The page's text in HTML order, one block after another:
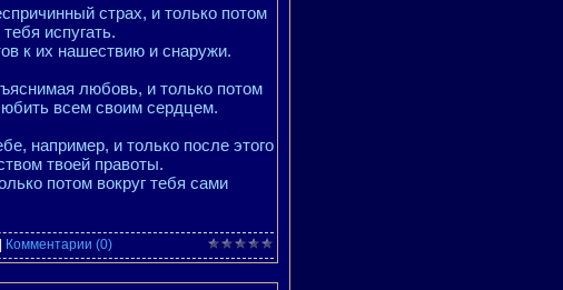
страх, и только потом
испугать.
к их нашествию и снаружи.
любовь, и только потом
всем своим сердцем.
например, и только после этого
твоей правоты.
потом вокруг тебя сами
Комментарии (0)